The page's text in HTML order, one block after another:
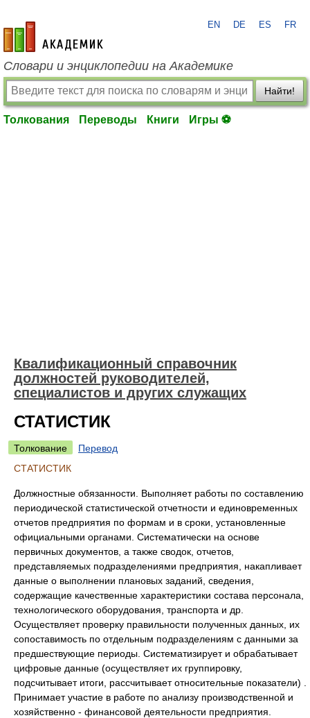
academic.ru
EN DE ES FR
Словари и энциклопедии на Академике
Найти!
Толкования Переводы Книги Игры ⚽
Квалификационный справочник
должностей руководителей,
специалистов и других служащих
СТАТИСТИК
Толкование
Перевод
СТАТИСТИК
Должностные обязанности. Выполняет работы по составлению
периодической статистической отчетности и единовременных
отчетов предприятия по формам и в сроки, установленные
официальными органами. Систематически на основе
первичных документов, а также сводок, отчетов,
представляемых подразделениями предприятия, накапливает
данные о выполнении плановых заданий, сведения,
содержащие качественные характеристики состава персонала,
технологического оборудования, транспорта и др.
Осуществляет проверку правильности полученных данных, их
сопоставимость по отдельным подразделениям с данными за
предшествующие периоды. Систематизирует и обрабатывает
цифровые данные (осуществляет их группировку,
подсчитывает итоги, рассчитывает относительные показатели) .
Принимает участие в работе по анализу производственной и
хозяйственно - финансовой деятельности предприятия.